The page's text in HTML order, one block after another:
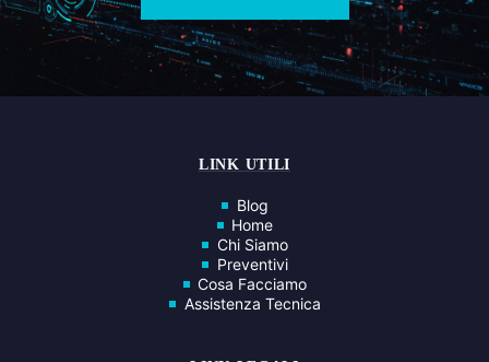
LINK UTILI
Blog
Home
Chi Siamo
Preventivi
Cosa Facciamo
Assistenza Tecnica